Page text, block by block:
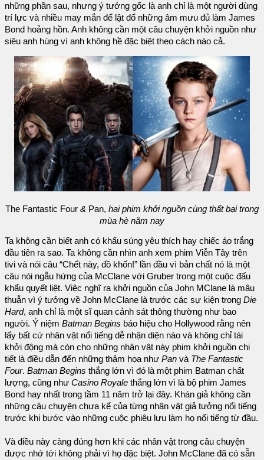
những phần sau, nhưng ý tưởng gốc là anh chỉ là một người dùng
trí lực và nhiều may mắn để lật đổ những âm mưu đủ làm James
Bond hoảng hồn. Anh không cần một câu chuyện khởi nguồn như
siêu anh hùng vì anh không hề đặc biệt theo cách nào cả.
The Fantastic Four & Pan, hai phim khởi nguồn cùng thất bại trong
mùa hè năm nay
Ta không cần biết anh có khẩu súng yêu thích hay chiếc áo trắng
đầu tiên ra sao. Ta không cần nhìn anh xem phim Viễn Tây trên
tivi và nói câu “Chết này, đồ khốn!” lần đầu vì bản chất nó là một
câu nói ngẫu hứng của McClane với Gruber trong một cuộc đấu
khẩu quyết liệt. Việc nghĩ ra khởi nguồn của John MClane là mâu
thuẫn vì ý tưởng về John McClane là trước các sự kiện trong Die
Hard, anh chỉ là một sĩ quan cảnh sát thông thường như bao
người. Ý niệm Batman Begins báo hiệu cho Hollywood rằng nên
lấy bất cứ nhân vật nổi tiếng dễ nhận diện nào và không chỉ tái
khởi động mà còn cho những nhân vật này phim khởi nguồn chi
tiết là điều dẫn đến những thảm họa như Pan và The Fantastic
Four. Batman Begins thắng lớn vì đó là một phim Batman chất
lượng, cũng như Casino Royale thắng lớn vì là bộ phim James
Bond hay nhất trong tầm 11 năm trở lại đây. Khán giả không cần
những câu chuyện chưa kể của từng nhân vật giả tưởng nổi tiếng
trước khi bước vào những cuộc phiêu lưu làm họ nổi tiếng từ đầu.
Và điều này càng đúng hơn khi các nhân vật trong câu chuyện
được nhớ tới không phải vì họ đặc biệt. John McClane đã có sẵn